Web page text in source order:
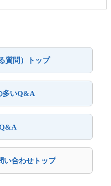
質問）トップ
多いQ&A
い合わせトップ